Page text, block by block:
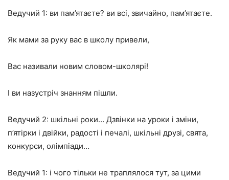
Ведучий 1: ви пам’ятаєте? ви всі, звичайно, пам’ятаєте.
Як мами за руку вас в школу привели,
Вас називали новим словом-школярі!
І ви назустріч знанням пішли.
Ведучий 2: шкільні роки… Дзвінки на уроки і зміни,
п’ятірки і двійки, радості і печалі, шкільні друзі, свята,
конкурси, олімпіади…
Ведучий 1: і чого тільки не траплялося тут, за цими